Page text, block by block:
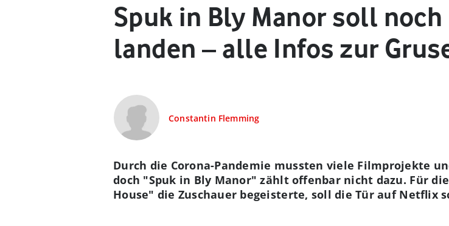
Spuk in Bly Manor soll
landen – alle Infos zur
Constantin Flemming
Durch die Corona-Pandemie mussten viele Filmprojekte
doch "Spuk in Bly Manor" zählt offenbar nicht dazu. Für
House" die Zuschauer begeisterte, soll die Tür auf Netflix